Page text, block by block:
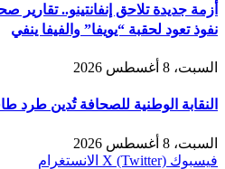
أزمة جديدة تلاحق إنفانتينو..
نفوذ تعود لحقبة “يويفا” والفيفا ينفي
السبت، 8 أغسطس 2026
النقابة الوطنية للصحافة تُدين طرد
السبت، 8 أغسطس 2026
فيسبوك X (Twitter) الانستغرام